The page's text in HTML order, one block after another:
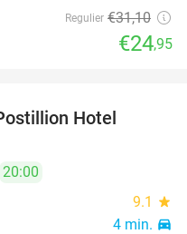
Regulier €31,10
€24,95
Hotel
20:00
9.1 star
4 min. directions_car